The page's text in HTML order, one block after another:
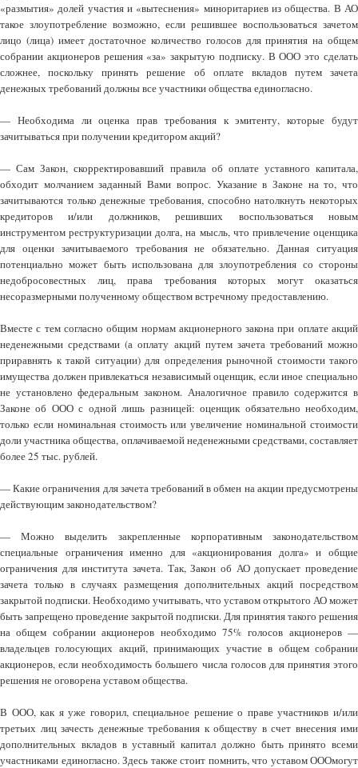
«размытия» долей участия и «вытеснения» миноритариев из общества. В АО
такое злоупотребление возможно, если решившее воспользоваться зачетом
лицо (лица) имеет достаточное количество голосов для принятия на общем
собрании акционеров решения «за» закрытую подписку. В ООО это сделать
сложнее, поскольку принять решение об оплате вкладов путем зачета
денежных требований должны все участники общества единогласно.
— Необходима ли оценка прав требования к эмитенту, которые будут
зачитываться при получении кредитором акций?
— Сам Закон, скорректировавший правила об оплате уставного капитала,
обходит молчанием заданный Вами вопрос. Указание в Законе на то, что
зачитываются только денежные требования, способно натолкнуть некоторых
кредиторов и/или должников, решивших воспользоваться новым
инструментом реструктуризации долга, на мысль, что привлечение оценщика
для оценки зачитываемого требования не обязательно. Данная ситуация
потенциально может быть использована для злоупотребления со стороны
недобросовестных лиц, права требования которых могут оказаться
несоразмерными полученному обществом встречному предоставлению.
Вместе с тем согласно общим нормам акционерного закона при оплате акций
неденежными средствами (а оплату акций путем зачета требований можно
приравнять к такой ситуации) для определения рыночной стоимости такого
имущества должен привлекаться независимый оценщик, если иное специально
не установлено федеральным законом. Аналогичное правило содержится в
Законе об ООО с одной лишь разницей: оценщик обязательно необходим,
только если номинальная стоимость или увеличение номинальной стоимости
доли участника общества, оплачиваемой неденежными средствами, составляет
более 25 тыс. рублей.
— Какие ограничения для зачета требований в обмен на акции предусмотрены
действующим законодательством?
— Можно выделить закрепленные корпоративным законодательством
специальные ограничения именно для «акционирования долга» и общие
ограничения для института зачета. Так, Закон об АО допускает проведение
зачета только в случаях размещения дополнительных акций посредством
закрытой подписки. Необходимо учитывать, что уставом открытого АО может
быть запрещено проведение закрытой подписки. Для принятия такого решения
на общем собрании акционеров необходимо 75% голосов акционеров —
владельцев голосующих акций, принимающих участие в общем собрании
акционеров, если необходимость большего числа голосов для принятия этого
решения не оговорена уставом общества.
В ООО, как я уже говорил, специальное решение о праве участников и/или
третьих лиц зачесть денежные требования к обществу в счет внесения ими
дополнительных вкладов в уставный капитал должно быть принято всеми
участниками единогласно. Здесь также стоит помнить, что уставом ОООмогут